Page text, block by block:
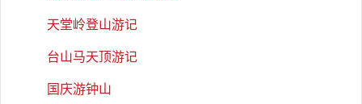
天堂岭登山游记
台山马天顶游记
国庆游钟山